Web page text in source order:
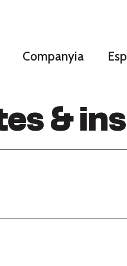
Companyia
&